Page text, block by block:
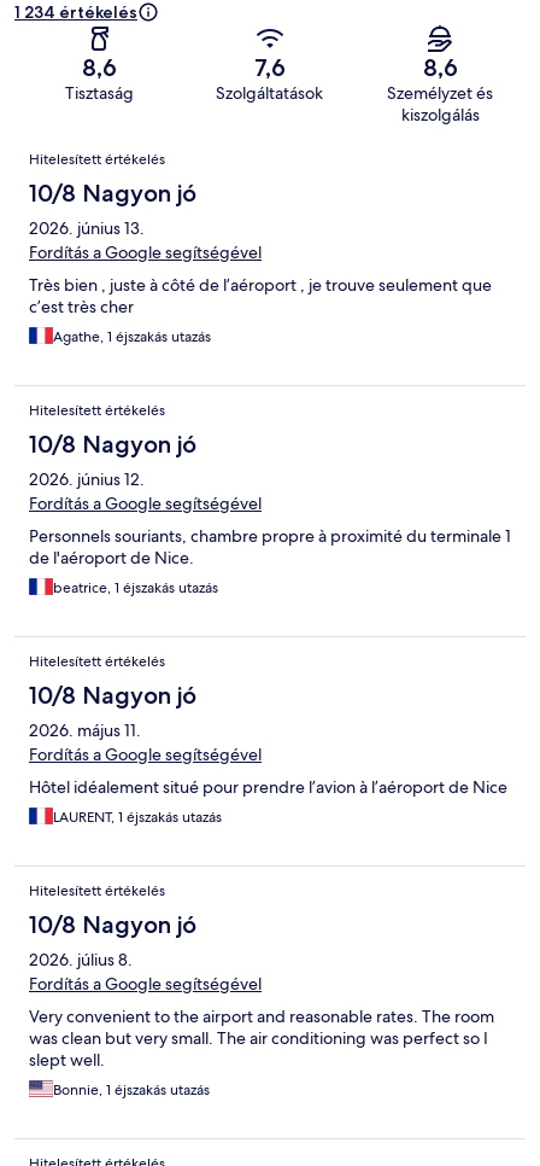
1 234 értékelés
8,6
Tisztaság
7,6
Szolgáltatások
8,6
Személyzet és
kiszolgálás
Értékelések
Hitelesített értékelés
10/8 Nagyon jó
2026. június 13.
Fordítás a Google segítségével
Très bien , juste à côté de l’aéroport , je trouve seulement que
c’est très cher
Agathe, 1 éjszakás utazás
Hitelesített értékelés
10/8 Nagyon jó
2026. június 12.
Fordítás a Google segítségével
Personnels souriants, chambre propre à proximité du terminale 1
de l'aéroport de Nice.
beatrice, 1 éjszakás utazás
Hitelesített értékelés
10/8 Nagyon jó
2026. május 11.
Fordítás a Google segítségével
Hôtel idéalement situé pour prendre l’avion à l’aéroport de Nice
LAURENT, 1 éjszakás utazás
Hitelesített értékelés
10/8 Nagyon jó
2026. július 8.
Fordítás a Google segítségével
Very convenient to the airport and reasonable rates. The room
was clean but very small. The air conditioning was perfect so I
slept well.
Bonnie, 1 éjszakás utazás